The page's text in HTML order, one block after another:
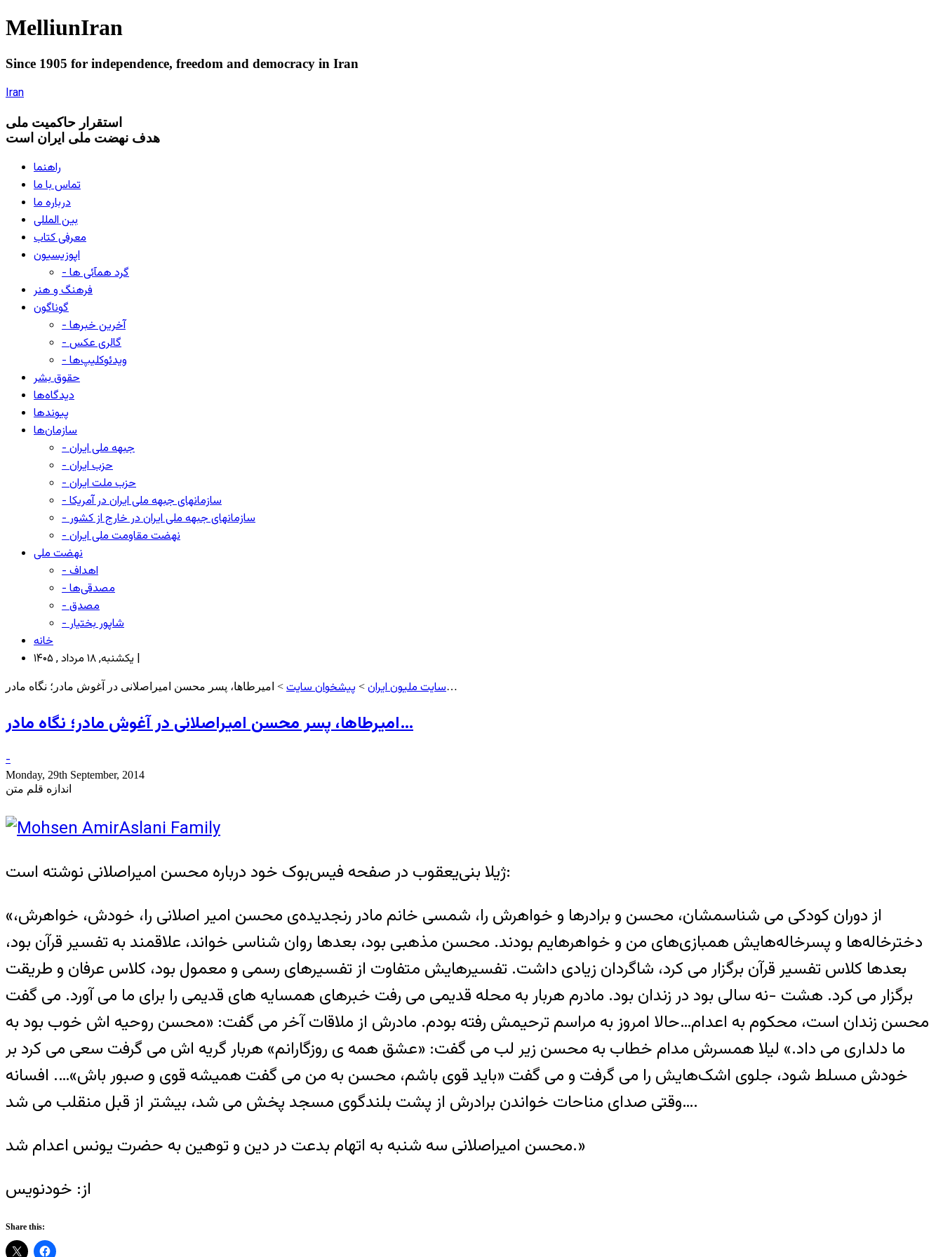
MelliunIran
Since 1905 for independence, freedom and democracy in Iran
Iran
استقرار حاکميت ملی
هدف نهضت ملی ایران است
راهنما
تماس با ما
درباره ما
بین المللی
معرفی کتاب
اپوزیسیون
- گرد همآئی ها
فرهنگ و هنر
گوناگون
- آخرین خبرها
- گالری عکس
- ویدئوکلیپ‌ها
حقوق بشر
دیدگاه‌ها
پیوندها
سازمان‌ها
- جبهه ملی ایران
- حزب ایران
- حزب ملت ایران
- سازمانهای جبهه ملی ایران در آمریکا
- سازمانهای جبهه ملی ایران در خارج از کشور
- نهضت مقاومت ملی ایران
نهضت ملی
- اهداف
- مصدقی‌ها
- مصدق
- شاپور بختیار
خانه
یکشنبه, ۱۸ مرداد , ۱۴۰۵ |
سایت ملیون ایران > پیشخوان سایت > امیرطاها، پسر محسن امیراصلانی در آغوش مادر؛ نگاه مادر…
امیرطاها، پسر محسن امیراصلانی در آغوش مادر؛ نگاه مادر…
-
Monday, 29th September, 2014
اندازه قلم متن
ژیلا بنی‌یعقوب در صفحه فیس‌بوک خود درباره محسن امیراصلانی نوشته است:
«از دوران کودکی می شناسمشان، محسن و برادرها و خواهرش را، شمسی خانم مادر رنجدیده‌ی محسن امیر اصلانی را، خودش، خواهرش،
دخترخاله‌ها و پسرخاله‌هایش همبازی‌های من و خواهرهایم بودند. محسن مذهبی بود، بعدها روان شناسی خواند، علاقمند به تفسیر قرآن بود،
بعدها کلاس تفسیر قرآن برگزار می کرد، شاگردان زیادی داشت. تفسیرهایش متفاوت از تفسیرهای رسمی و معمول بود، کلاس عرفان و طریقت
برگزار می کرد. هشت -نه سالی بود در زندان بود. مادرم هربار به محله قدیمی می رفت خبرهای همسایه های قدیمی را برای ما می آورد. می گفت
محسن زندان است، محکوم به اعدام…حالا امروز به مراسم ترحیمش رفته بودم. مادرش از ملاقات آخر می گفت: «محسن روحیه اش خوب بود به
ما دلداری می داد.» لیلا همسرش مدام خطاب به محسن زیر لب می گفت: «عشق همه ی روزگارانم» هربار گریه اش می گرفت سعی می کرد بر
خودش مسلط شود، جلوی اشک‌هایش را می گرفت و می گفت «باید قوی باشم، محسن به من می گفت همیشه قوی و صبور باش»…. افسانه
وقتی صدای مناحات خواندن برادرش از پشت بلندگوی مسجد پخش می شد، بیشتر از قبل منقلب می شد….
محسن امیراصلانی سه شنبه به اتهام بدعت در دین و توهین به حضرت یونس اعدام شد.»
از: خودنویس
Share this: